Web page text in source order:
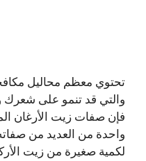
تحتوي معظم محاليل
والتي قد تنمو على شعرك
فإن صفات زيت الأرغان
واحدة من العديد من
لكمية صغيرة من زيت